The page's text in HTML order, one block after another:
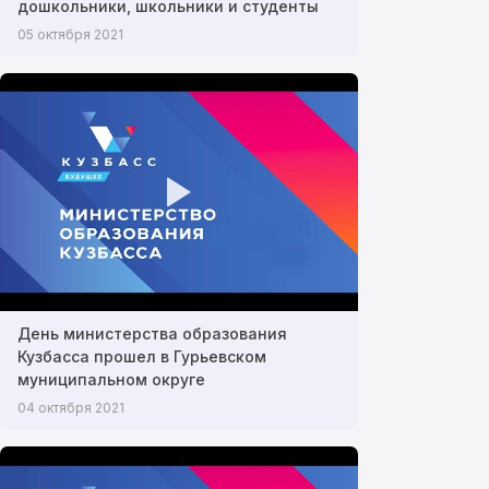
дошкольники, школьники и студенты
05 октября 2021
День министерства образования
Кузбасса прошел в Гурьевском
муниципальном округе
04 октября 2021